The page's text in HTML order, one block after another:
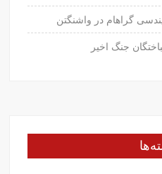
گراهام در واشنگتن
جنگ اخیر